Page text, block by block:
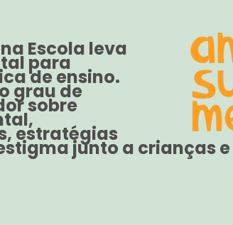
Escola leva
para
de ensino.
grau de
sobre
estratégias
junto a crianças